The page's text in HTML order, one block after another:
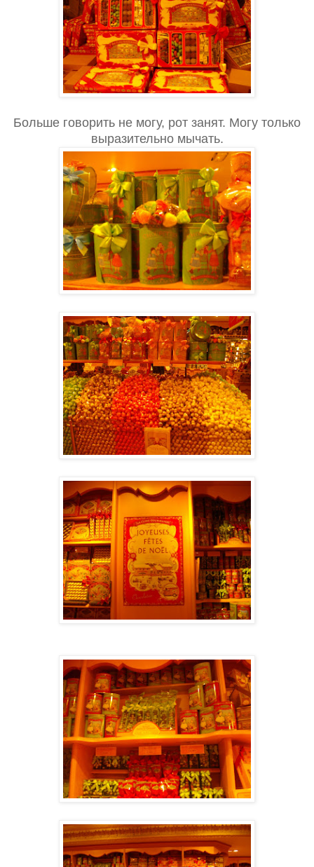
Больше говорить не могу, рот занят. Могу только
выразительно мычать.